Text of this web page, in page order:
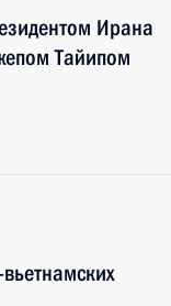
Ирана
Тайипом